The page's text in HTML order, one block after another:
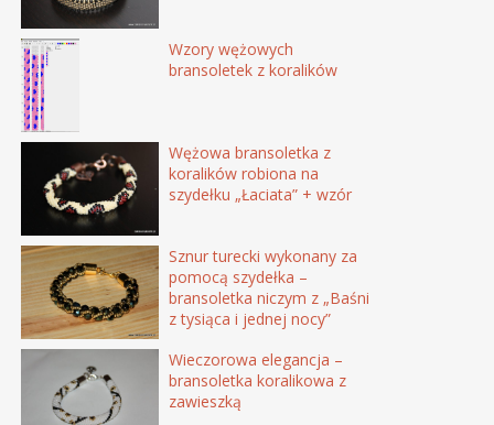
Wzory wężowych
bransoletek z koralików
Wężowa bransoletka z
koralików robiona na
szydełku „Łaciata” + wzór
Sznur turecki wykonany za
pomocą szydełka –
bransoletka niczym z „Baśni
z tysiąca i jednej nocy”
Wieczorowa elegancja –
bransoletka koralikowa z
zawieszką